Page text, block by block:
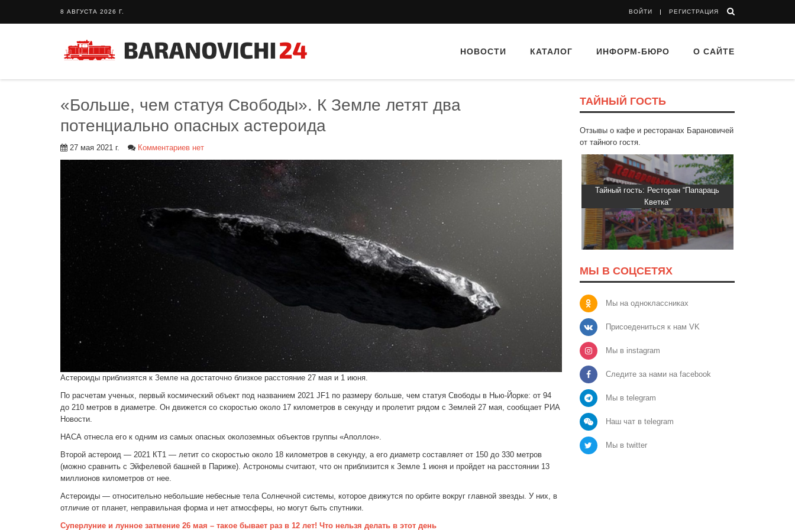
8 АВГУСТА 2026 Г. ВОЙТИ РЕГИСТРАЦИЯ
НОВОСТИ КАТАЛОГ ИНФОРМ-БЮРО О САЙТЕ
«Больше, чем статуя Свободы». К Земле летят два
потенциально опасных астероида
27 мая 2021 г. Комментариев нет
Астероиды приблизятся к Земле на достаточно близкое расстояние 27 мая и 1 июня.
По расчетам ученых, первый космический объект под названием 2021 JF1 по размеру больше, чем статуя Свободы в Нью-Йорке: от 94
до 210 метров в диаметре. Он движется со скоростью около 17 километров в секунду и пролетит рядом с Землей 27 мая, сообщает РИА
Новости.
НАСА отнесла его к одним из самых опасных околоземных объектов группы «Аполлон».
Второй астероид — 2021 КТ1 — летит со скоростью около 18 километров в секунду, а его диаметр составляет от 150 до 330 метров
(можно сравнить с Эйфелевой башней в Париже). Астрономы считают, что он приблизится к Земле 1 июня и пройдет на расстоянии 13
миллионов километров от нее.
Астероиды — относительно небольшие небесные тела Солнечной системы, которое движутся по орбите вокруг главной звезды. У них, в
отличие от планет, неправильная форма и нет атмосферы, но могут быть спутники.
Суперлуние и лунное затмение 26 мая – такое бывает раз в 12 лет! Что нельзя делать в этот день
ТАЙНЫЙ ГОСТЬ
Отзывы о кафе и ресторанах Барановичей
от тайного гостя.
Тайный гость: кафе «Фасти Хасти»
Тайный гость: Ресторан “Папараць
Кветка”
Тайный гость: ресторан «Пиросмани»
МЫ В СОЦСЕТЯХ
Мы на одноклассниках
Присоедениться к нам VK
Мы в instagram
Следите за нами на facebook
Мы в telegram
Наш чат в telegram
Мы в twitter